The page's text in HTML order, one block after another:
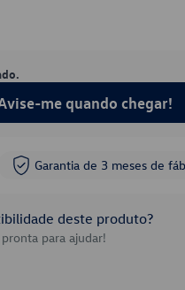
me quando chegar!
Garantia de 3 meses de
deste produto?
para ajudar!